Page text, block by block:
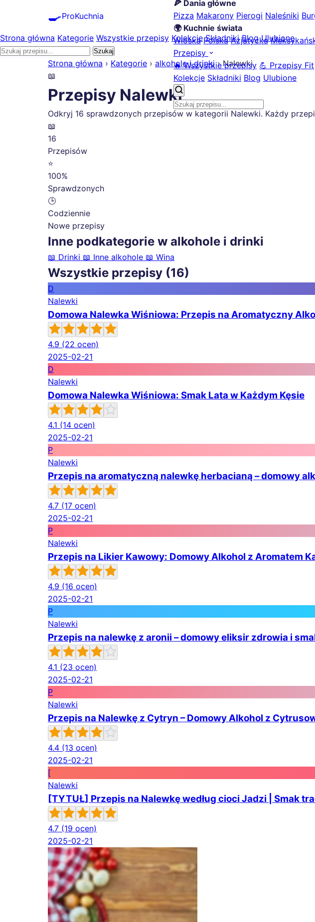
🍳ProKuchnia
🍕 Dania główne
Pizza Makarony Pierogi Naleśniki
🌍 Kuchnie świata
Włoska Polska Azjatycka
Przepisy
🔥 Wszystkie przepisy 💪 Przepisy Fit
Kolekcje Składniki Blog Ulubione
Strona główna Kategorie Wszystkie przepisy Kolekcje Składniki Blog Ulubione
Szukaj
Strona główna › Kategorie › alkohole i drinki › Nalewki
📖
Przepisy Nalewki
Odkryj 16 sprawdzonych przepisów w kategorii Nalewki. Każdy
📖
16
Przepisów
⭐
100%
Sprawdzonych
🕒
Codziennie
Nowe przepisy
Inne podkategorie w alkohole i drinki
📖 Drinki 📖 Inne alkohole 📖 Wina
Wszystkie przepisy (16)
D
Nalewki
Domowa Nalewka Wiśniowa: Przepis na Aromatyczny
4.9 (22 ocen)
2025-02-21
D
Nalewki
Domowa Nalewka Wiśniowa: Smak Lata w Każdym Kęsie
4.1 (14 ocen)
2025-02-21
P
Nalewki
Przepis na aromatyczną nalewkę herbacianą – domowy
4.7 (17 ocen)
2025-02-21
P
Nalewki
Przepis na Likier Kawowy: Domowy Alkohol z Aromatem
4.9 (16 ocen)
2025-02-21
P
Nalewki
Przepis na nalewkę z aronii – domowy eliksir zdrowia i
4.1 (23 ocen)
2025-02-21
P
Nalewki
Przepis na Nalewkę z Cytryn – Domowy Alkohol z
4.4 (13 ocen)
2025-02-21
[
Nalewki
[TYTUŁ] Przepis na Nalewkę według cioci Jadzi | Smak
4.7 (19 ocen)
2025-02-21